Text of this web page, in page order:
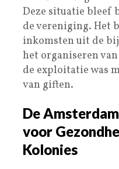
Deze situatie bleef
de vereniging. Het
inkomsten uit de
het organiseren
de exploitatie was
van giften.
De
voor
Kolonies